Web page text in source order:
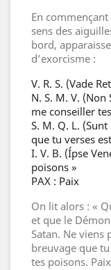
En
sens des
bord,
d’exorcisme :
V. R. S. (Vade
N. S. M. V.
me conseiller
S. M. Q. L.
que tu verses
I. V. B. (Ípse
poisons »
PAX : Paix
On lit alors : «
et que le
Satan. Ne viens
breuvage que
tes poisons.